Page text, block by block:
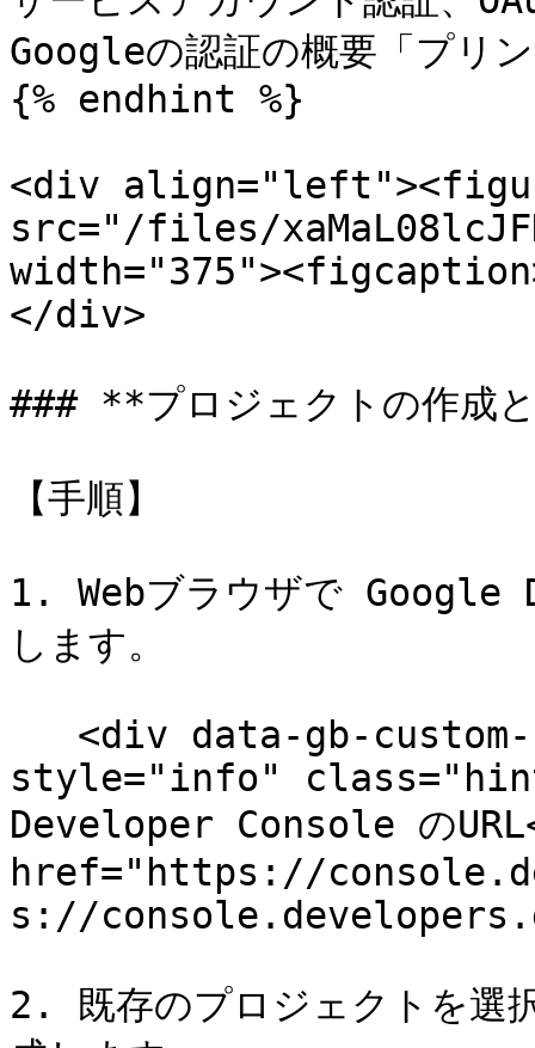
Googleの認証の概要「プリ
{% endhint %}
<div
src="/files/
</div>
### **プロジェクトの作成
【手順】
1. Webブラウザで
します。
style="info"
Developer Console の
href="https://
s://
2. 既存のプロジェクトを選